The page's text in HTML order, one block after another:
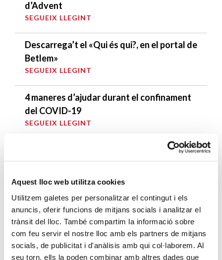
Aquest lloc web utilitza cookies
Utilitzem galetes per personalitzar el contingut i els
anuncis, oferir funcions de mitjans socials i analitzar el
trànsit del lloc. També compartim la informació sobre
com feu servir el nostre lloc amb els partners de mitjans
socials, de publicitat i d'anàlisis amb qui col·laborem. Al
seu torn, ells la poden combinar amb altres dades que
d’Advent
SEGUEIX LLEGINT
Descarrega’t el «Qui és qui?, en el portal de
Betlem»
SEGUEIX LLEGINT
4 maneres d’ajudar durant el confinament
del COVID-19
SEGUEIX LLEGINT
Campanya d’emergència pels afectats per
SEGUEIX LLEGINT
Una immersió en la tasca de Càritas
Diocesana de Barcelona
SEGUEIX LLEGINT